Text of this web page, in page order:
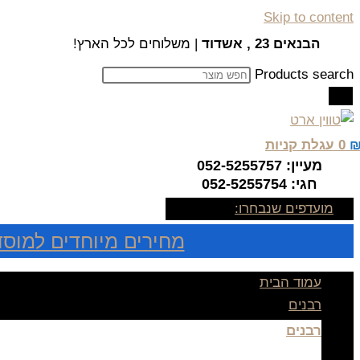
Skip to content
הבנאים 23 , אשדוד
| משלוחים לכל הארץ!
Products search
0 עגלת קניות
מעיין: 052-5255757
חגי: 052-5255754
מועדפים שנבחרו:
מחירים מיוחדים
עמוד הבית
רבנים
רבנים